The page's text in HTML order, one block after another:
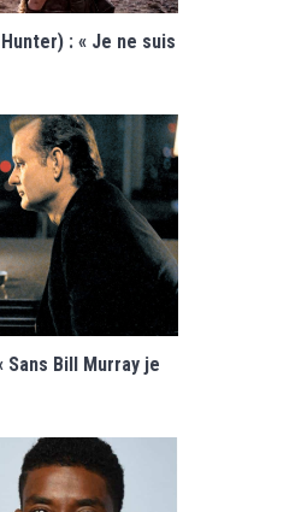
: « Je ne suis
Bill Murray je